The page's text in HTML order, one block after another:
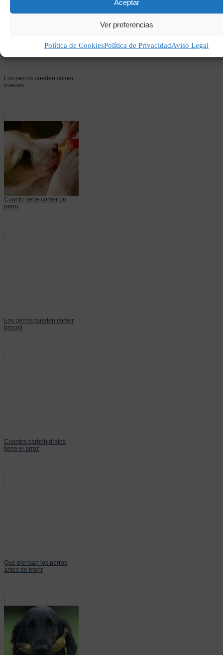
Aceptar
Ver preferencias
Política de CookiesPolítica de PrivacidadAviso Legal
Los perros pueden comer
nueces
Cuanto debe comer un
perro
Los perros pueden comer
brocoli
Cuantos carbohidratos
tiene el arroz
Que piensan los perros
antes de morir